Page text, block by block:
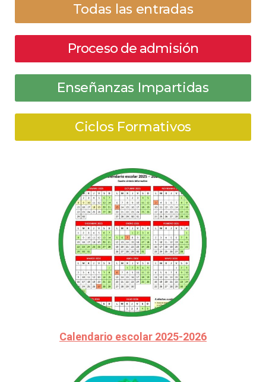
Todas las entradas
Proceso de admisión
Enseñanzas Impartidas
Ciclos Formativos
Calendario escolar 2025-2026